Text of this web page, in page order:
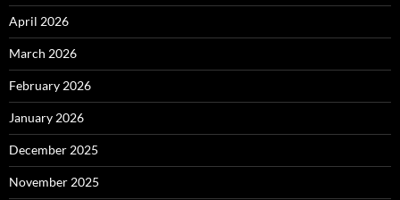
April 2026
March 2026
February 2026
January 2026
December 2025
November 2025